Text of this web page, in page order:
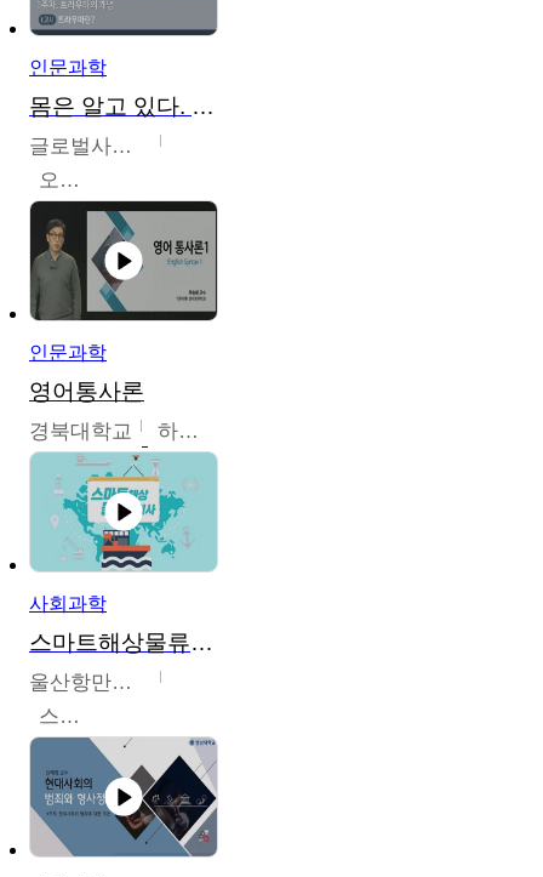
인문과학
몸은 알고 있다. 트라우마의 흔적
글로벌사이버대학교
오주원
인문과학
영어통사론
경북대학교 하승완
사회과학
스마트해상물류관리사 교육과정2
울산항만공사
스마트해상물류관리사 교육위원회